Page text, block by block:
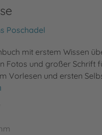
Poschadel
mit erstem Wissen
Fotos und großer Schrift
Vorlesen und ersten